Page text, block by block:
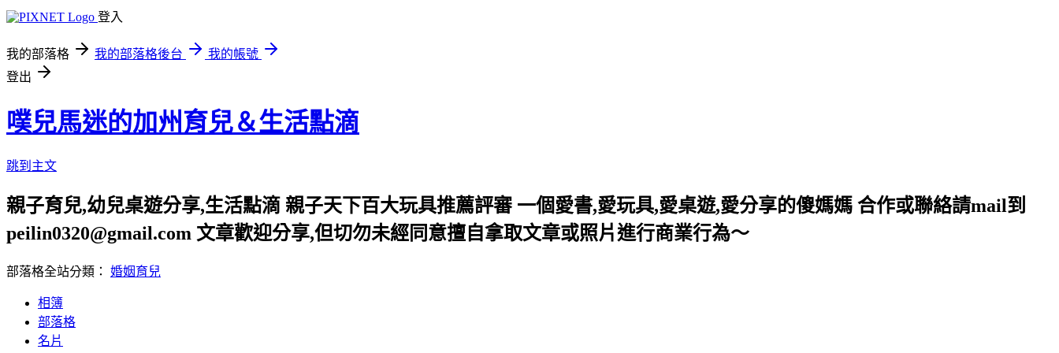
登入
我的部落格 我的部落格後台
我的帳號
登出
噗兒馬迷的加州育兒＆生活點滴
跳到主文
親子育兒,幼兒桌遊分享,生活點滴 親子天下百大玩具推薦評審 一個愛書,愛玩具,愛桌遊,愛分享的傻媽媽 合作或聯絡請mail到
peilin0320@gmail.com 文章歡迎分享,但切勿未經同意擅自拿取文章或照片進行商業行為～
部落格全站分類： 婚姻育兒
相簿
部落格
名片